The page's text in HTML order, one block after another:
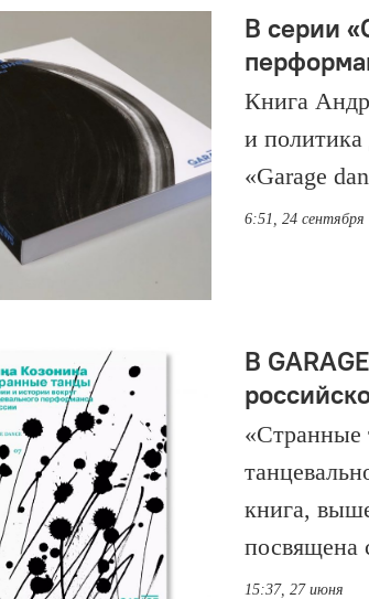
В серии
Книга
и
«Garage
6:51, 24 сентября
В
«Странные
книга,
посвящена
15:37, 27 июня